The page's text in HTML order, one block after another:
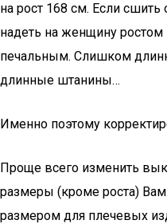
на рост 168 см. Если
надеть на женщину ростом
печальным. Слишком
длинные штанины…
Именно поэтому
Проще всего изменить
размеры (кроме роста)
размером для плечевых